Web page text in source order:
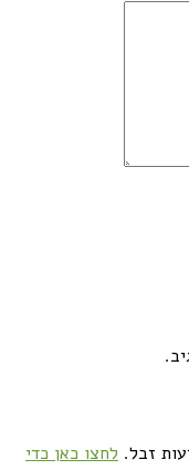
זבל. לחצו כאן כדי